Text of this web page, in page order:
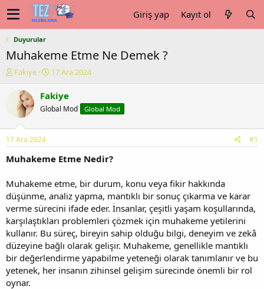
Giriş yap Kayıt ol
Duyurular
Muhakeme Etme Ne Demek ?
K
n
u
y
b
a
ş
t
a
n
Fakiye
B
ş
l
a
ç
r
i
h
i
17 Ara 2024
Fakiye
Global Mod Global Mod
17 Ara 2024 #1
Muhakeme Etme Nedir?
Muhakeme etme, bir durum, konu veya fikir hakkında
düşünme, analiz yapma, mantıklı bir sonuç çıkarma ve karar
verme sürecini ifade eder. İnsanlar, çeşitli yaşam koşullarında,
karşılaştıkları problemleri çözmek için muhakeme yetilerini
kullanır. Bu süreç, bireyin sahip olduğu bilgi, deneyim ve zekâ
düzeyine bağlı olarak gelişir. Muhakeme, genellikle mantıklı
bir değerlendirme yapabilme yeteneği olarak tanımlanır ve bu
yetenek, her insanın zihinsel gelişim sürecinde önemli bir rol
oynar.